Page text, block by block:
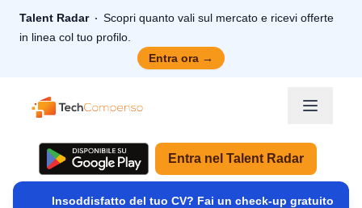
Talent Radar
Scopri quanto vali sul mercato e ricevi offerte
in linea col tuo profilo.
Entra ora →
TechCompenso
Entra nel Talent Radar
Insoddisfatto del tuo CV? Fai un check-up gratuito